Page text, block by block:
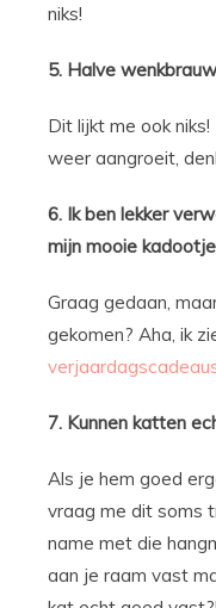
niks!
5. Halve
Dit lijkt me ook
weer aangroeit,
6. Ik ben lekker
mijn mooie
Graag gedaan,
gekomen? Aha, ik
7. Kunnen katten
Als je hem goed
vraag me dit soms
name met die
aan je raam vast